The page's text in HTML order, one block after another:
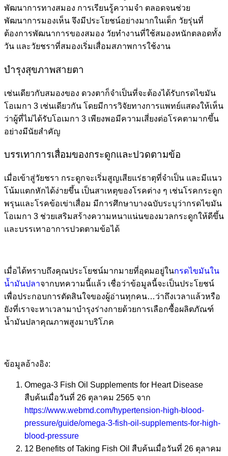
พัฒนาการทางสมอง การเรียนรู้ความจำ ตลอดจนช่วย
พัฒนาการมองเห็น จึงมีประโยชน์อย่างมากในเด็ก วัยรุ่นที่
ต้องการพัฒนาการของสมอง วัยทำงานที่ใช้สมองหนักตลอดทั้ง
วัน และวัยชราที่สมองเริ่มเสื่อมสภาพการใช้งาน
บำรุงสุขภาพสายตา
เช่นเดียวกับสมองของ ดวงตาก็จำเป็นที่จะต้องได้รับกรดไขมัน
โอเมกา 3 เช่นเดียวกัน โดยมีการวิจัยทางการแพทย์แสดงให้เห็น
ว่าผู้ที่ไม่ได้รับโอเมกา 3 เพียงพอมีความเสี่ยงต่อโรคตามากขึ้น
อย่างมีนัยสำคัญ
บรรเทาการเสื่อมของกระดูกและปวดตามข้อ
เมื่อเข้าสู่วัยชรา กระดูกจะเริ่มสูญเสียแร่ธาตุที่จำเป็น และมีแนว
โน้มแตกหักได้ง่ายขึ้น เป็นสาเหตุของโรคต่าง ๆ เช่นโรคกระดูก
พรุนและโรคข้อเข่าเสื่อม มีการศึกษาบางฉบับระบุว่ากรดไขมัน
โอเมกา 3 ช่วยเสริมสร้างความหนาแน่นของมวลกระดูกให้ดีขึ้น
และบรรเทาอาการปวดตามข้อได้
เมื่อได้ทราบถึงคุณประโยชน์มากมายที่อุดมอยู่ในกรดไขมันใน
น้ำมันปลาจากบทความนี้แล้ว เชื่อว่าข้อมูลนี้จะเป็นประโยชน์
เพื่อประกอบการตัดสินใจของผู้อ่านทุกคน…ว่าถึงเวลาแล้วหรือ
ยังที่เราจะหาเวลามาบำรุงร่างกายด้วยการเลือกซื้อผลิตภัณฑ์
น้ำมันปลาคุณภาพสูงมาบริโภค
ข้อมูลอ้างอิง:
Omega-3 Fish Oil Supplements for Heart Disease
สืบค้นเมื่อวันที่ 26 ตุลาคม 2565 จาก
https://www.webmd.com/hypertension-high-blood-
pressure/guide/omega-3-fish-oil-supplements-for-high-
blood-pressure
12 Benefits of Taking Fish Oil สืบค้นเมื่อวันที่ 26 ตุลาคม